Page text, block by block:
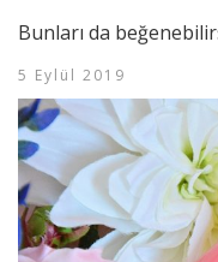
Bunları da
5 Eylül 2019